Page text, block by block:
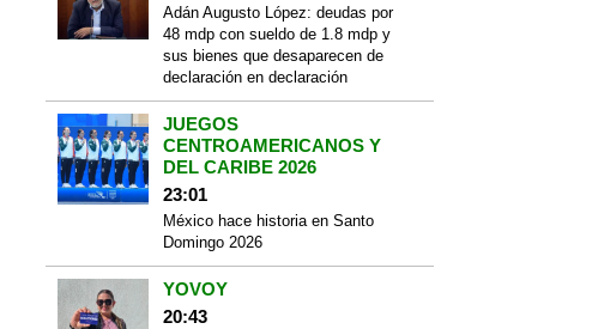
Adán Augusto López: deudas por
48 mdp con sueldo de 1.8 mdp y
sus bienes que desaparecen de
declaración en declaración
JUEGOS
CENTROAMERICANOS Y
DEL CARIBE 2026
23:01
México hace historia en Santo
Domingo 2026
YOVOY
20:43